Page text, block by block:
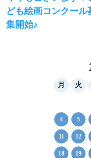
ナ
post:
ども絵画コンクール
集開始♪
月 火
4 5
11 12
18 19